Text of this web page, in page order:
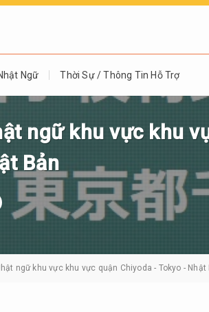
Ngữ Thời Sự / Thông Tin Hỗ Trợ
ngữ khu vực khu
Bản
ngữ khu vực khu vực quận Chiyoda - Tokyo - Nhật